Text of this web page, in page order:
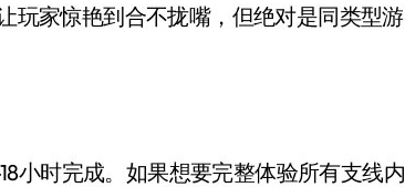
玩家惊艳到合不拢嘴，但绝对是同类型游
小时完成。如果想要完整体验所有支线内